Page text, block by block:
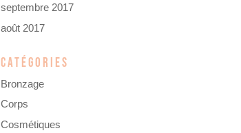
septembre 2017
août 2017
CATÉGORIES
Bronzage
Corps
Cosmétiques